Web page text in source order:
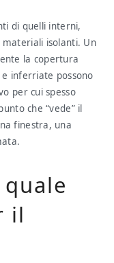
di quelli interni,
materiali isolanti. Un
la copertura
inferriate possono
per cui spesso
che “vede” il
finestra, una
il